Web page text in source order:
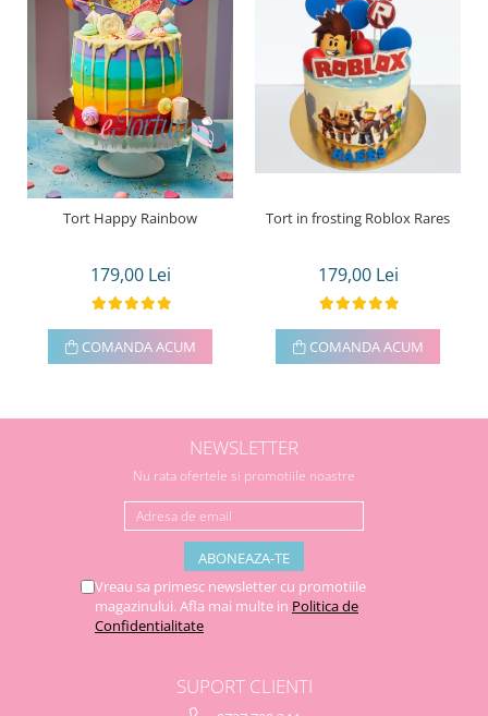
Tort Happy Rainbow
179,00 Lei
COMANDA ACUM
Tort in frosting Roblox Rares
179,00 Lei
COMANDA ACUM
NEWSLETTER
Nu rata ofertele si promotiile noastre
Vreau sa primesc newsletter cu promotiile
magazinului. Afla mai multe in Politica de
Confidentialitate
SUPORT CLIENTI